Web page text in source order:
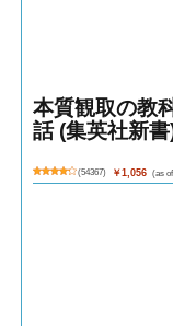
本質観取の教
話 (集英社新
(54367) ￥1,056 (as